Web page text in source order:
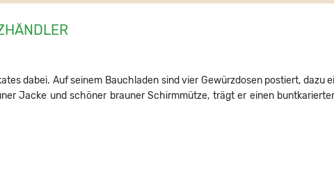
dabei. Auf seinem Bauchladen sind vier Gewürzdosen postiert, dazu
Jacke und schöner brauner Schirmmütze, trägt er einen